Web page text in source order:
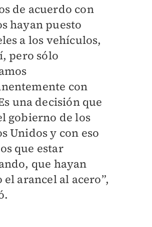
de acuerdo con
hayan puesto
a los vehículos,
pero sólo
con
una decisión que
gobierno de los
Unidos y con eso
que estar
que hayan
el arancel al acero”,